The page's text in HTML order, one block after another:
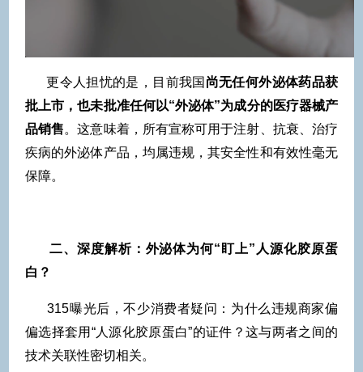
更令人担忧的是，目前我国 尚无任何外泌体药品获
批上市，也未批准任何以“外泌体”为成分的医疗器械产
品销售。这意味着，所有宣称可用于注射、抗衰、治疗
疾病的外泌体产品，均属违规，其安全性和有效性毫无
保障。
二、深度解析：外泌体为何“盯上”人源化胶原蛋
白？
315曝光后，不少消费者疑问：为什么违规商家偏
偏选择套用“人源化胶原蛋白”的证件？这与两者之间的
技术关联性密切相关。